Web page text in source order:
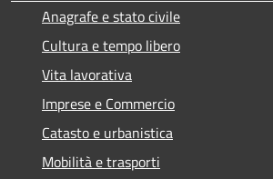
Anagrafe e stato civile
Cultura e tempo libero
Vita lavorativa
Imprese e Commercio
Catasto e urbanistica
Mobilità e trasporti